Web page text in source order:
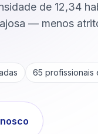
de 12,34
— menos
65 profissionais